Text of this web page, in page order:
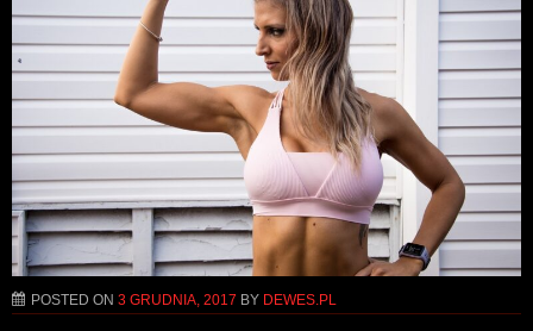
POSTED ON 3 GRUDNIA, 2017 BY DEWES.PL